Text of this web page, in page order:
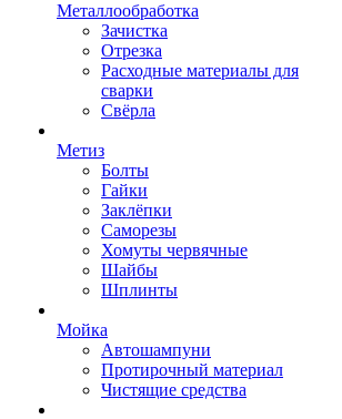
Металлообработка
Зачистка
Отрезка
Расходные материалы для
сварки
Свёрла
Метиз
Болты
Гайки
Заклёпки
Саморезы
Хомуты червячные
Шайбы
Шплинты
Мойка
Автошампуни
Протирочный материал
Чистящие средства